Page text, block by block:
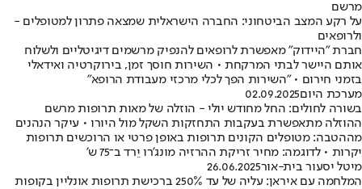
מרשם
על רקע המצב הביטחוני: החברה הישראלית שמצאה פתרון למטופלים -
ולרופאים
חברת "היידוק" מאפשרת לרופאים להנפיק מרשמים דיגיטליים ולשלוח
אותם היישר לבתי המרקחת • השירות חוסך זמן, בירוקרטיה ואידאלי
בזמני חירום • "השירות הפך לכלי מרכזי מעבודת הרופא"
מערכת היום02.09.2025
בשורה לחולים: החל מחודש יולי - הוזלה של מאות תרופות מרשם
ההוזלה מתאפשרת בעקבות התחזקות השקל מול היורו • עיקר הנהנים
מההטבה: מטופלים הקונים תרופות באופן פרטי או הרוכשים תרופות
יקרות • לדוגמה: מחיר זריקת ההרזיה מונג'רו יֵרד ב־75 ש'
מיטל יסעור בית-אור26.06.2025
המלחמה עם איראן: עליה של עד 250% ברכישת תרופות אונליין בקופות